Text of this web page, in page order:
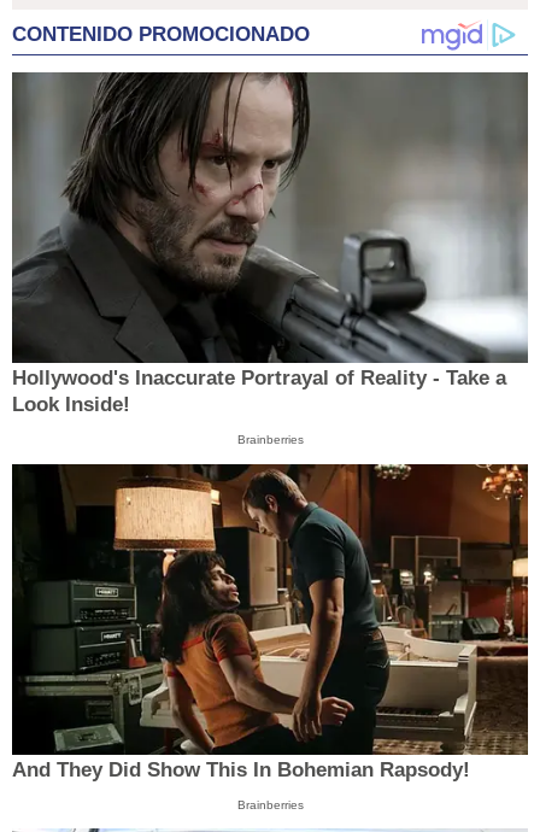
CONTENIDO PROMOCIONADO
Hollywood's Inaccurate Portrayal of Reality - Take a
Look Inside!
Brainberries
And They Did Show This In Bohemian Rapsody!
Brainberries